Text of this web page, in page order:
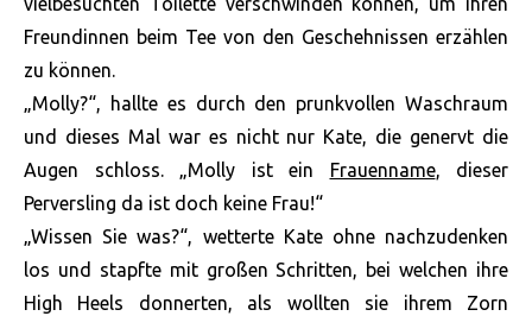
Freundinnen beim Tee von den Geschehnissen erzählen
zu können.
„Molly?“, hallte es durch den prunkvollen Waschraum
und dieses Mal war es nicht nur Kate, die genervt die
Augen schloss. „Molly ist ein
Frauenname, dieser
Perversling da ist doch keine Frau!“
„Wissen Sie was?“, wetterte Kate ohne nachzudenken
los und stapfte mit großen Schritten, bei welchen ihre
High Heels donnerten, als wollten sie ihrem Zorn